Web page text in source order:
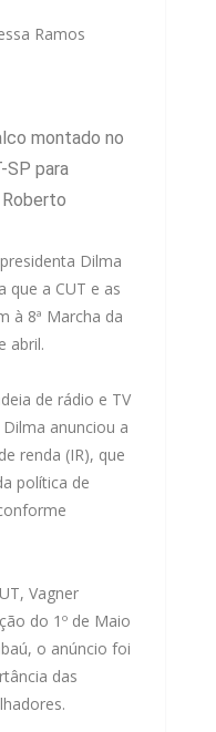
Ramos
montado no
SP para
Dilma
que a CUT e as
à 8ª Marcha da
abril.
de rádio e TV
anunciou a
renda (IR), que
política de
Vagner
do 1º de Maio
o anúncio foi
das